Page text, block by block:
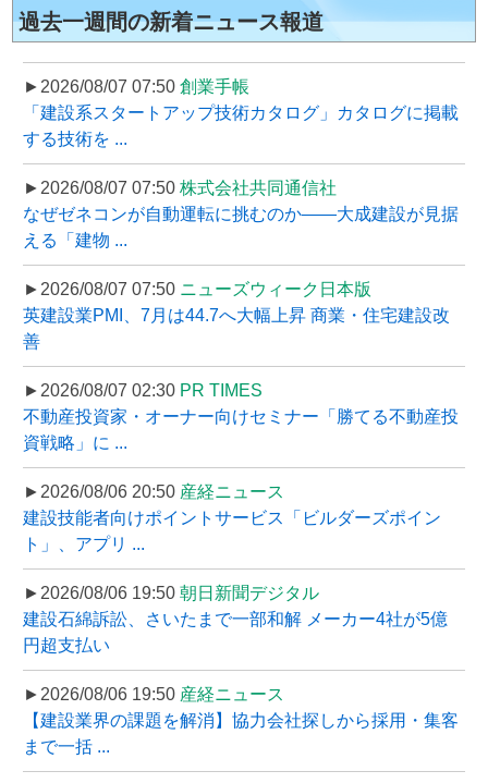
過去一週間の新着ニュース報道
►2026/08/07 07:50 創業手帳
「建設系スタートアップ技術カタログ」カタログに掲載
する技術を ...
►2026/08/07 07:50 株式会社共同通信社
なぜゼネコンが自動運転に挑むのか――大成建設が見据
える「建物 ...
►2026/08/07 07:50 ニューズウィーク日本版
英建設業PMI、7月は44.7へ大幅上昇 商業・住宅建設改
善
►2026/08/07 02:30 PR TIMES
不動産投資家・オーナー向けセミナー「勝てる不動産投
資戦略」に ...
►2026/08/06 20:50 産経ニュース
建設技能者向けポイントサービス「ビルダーズポイン
ト」、アプリ ...
►2026/08/06 19:50 朝日新聞デジタル
建設石綿訴訟、さいたまで一部和解 メーカー4社が5億
円超支払い
►2026/08/06 19:50 産経ニュース
【建設業界の課題を解消】協力会社探しから採用・集客
まで一括 ...